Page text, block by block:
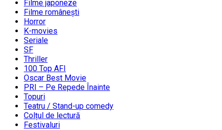
Filme japoneze
Filme românești
Horror
K-movies
Seriale
SF
Thriller
100 Top AFI
Oscar Best Movie
PRI – Pe Repede Înainte
Topuri
Teatru / Stand-up comedy
Colțul de lectură
Festivaluri